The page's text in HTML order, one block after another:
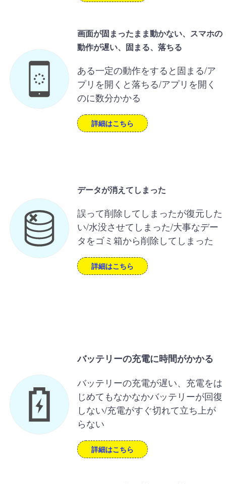
画面が固まったまま動かない、スマホの
動作が遅い、固まる、落ちる
ある一定の動作をすると固まる/ア
プリを開くと落ちる/アプリを開く
のに数分かかる
詳細はこちら
データが消えてしまった
誤って削除してしまったが復元した
い/水没させてしまった/大事なデー
タをゴミ箱から削除してしまった
詳細はこちら
バッテリーの充電に時間がかかる
バッテリーの充電が遅い、充電をは
じめてもなかなかバッテリーが回復
しない/充電がすぐ切れて立ち上が
らない
詳細はこちら